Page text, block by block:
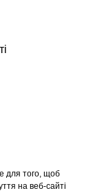
для того, щоб
на веб-сайті